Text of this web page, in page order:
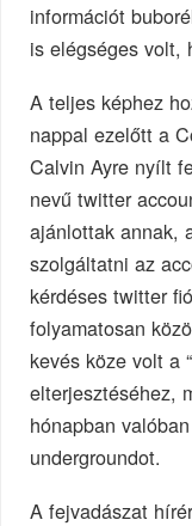
információt
is elégséges volt,
A teljes képhez
nappal ezelőtt a
Calvin Ayre nyílt
nevű twitter
ajánlottak annak,
szolgáltatni az
kérdéses twitter
folyamatosan
kevés köze volt a
elterjesztéséhez,
hónapban
undergroundot.
A fejvadászat